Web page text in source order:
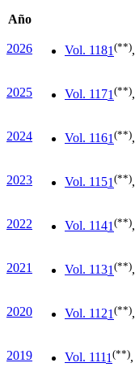
Año
2026 Vol. 1181 (**),
2025 Vol. 1171 (**),
2024 Vol. 1161 (**),
2023 Vol. 1151 (**),
2022 Vol. 1141 (**),
2021 Vol. 1131 (**),
2020 Vol. 1121 (**),
2019 Vol. 1111 (**),